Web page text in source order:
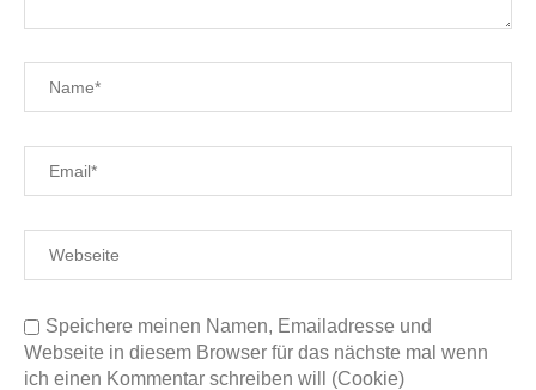
Speichere meinen Namen, Emailadresse und
Webseite in diesem Browser für das nächste mal wenn
ich einen Kommentar schreiben will (Cookie)